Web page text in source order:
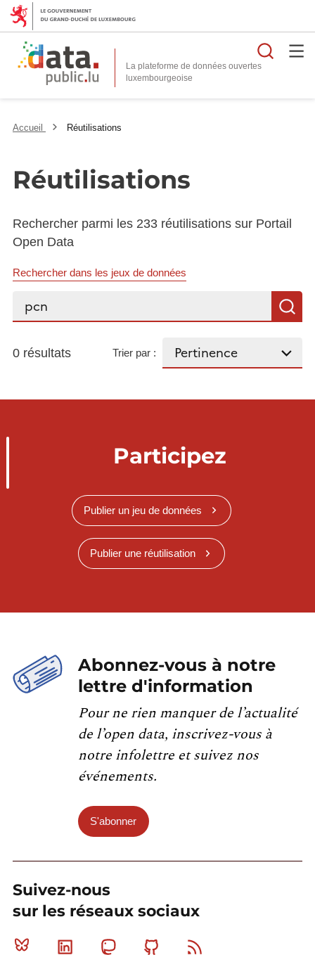
La plateforme de données ouvertes
Accueil Réutilisations
Réutilisations
Rechercher parmi les 233 réutilisations sur Portail
Open Data
Rechercher dans les jeux de données
0 résultats Trier par :
Participez
Publier un jeu de données
Publier une réutilisation
Abonnez-vous à notre
lettre d'information
Pour ne rien manquer de l’actualité
de l’open data, inscrivez-vous à
notre infolettre et suivez nos
événements.
S'abonner
Suivez-nous
sur les réseaux sociaux
Bluesky Linkedin MastodonGithub